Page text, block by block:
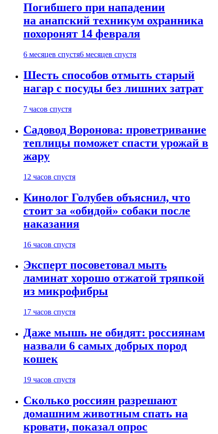
Погибшего при нападении
на анапский техникум охранника
похоронят 14 февраля
6 месяцев спустя6 месяцев спустя
Шесть способов отмыть старый
нагар с посуды без лишних затрат
7 часов спустя
Садовод Воронова: проветривание
теплицы поможет спасти урожай в
жару
12 часов спустя
Кинолог Голубев объяснил, что
стоит за «обидой» собаки после
наказания
16 часов спустя
Эксперт посоветовал мыть
ламинат хорошо отжатой тряпкой
из микрофибры
17 часов спустя
Даже мышь не обидят: россиянам
назвали 6 самых добрых пород
кошек
19 часов спустя
Сколько россиян разрешают
домашним животным спать на
кровати, показал опрос